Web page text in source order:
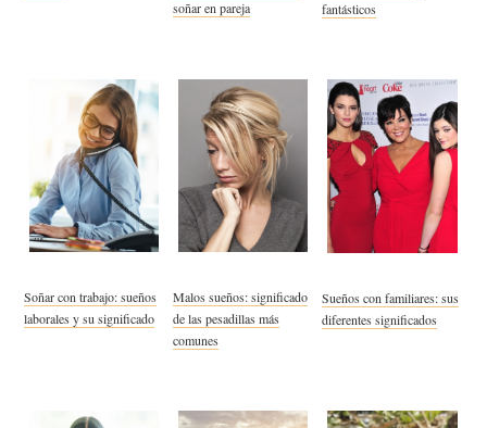
soñar en pareja
fantásticos
Soñar con trabajo: sueños
laborales y su significado
Malos sueños: significado
de las pesadillas más
comunes
Sueños con familiares: sus
diferentes significados